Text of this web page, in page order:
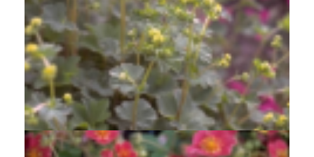
Vrouwenmantel
Alchemilla splendens